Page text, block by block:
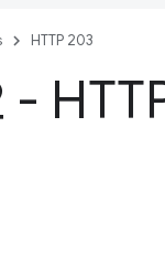
HTTP 203
-